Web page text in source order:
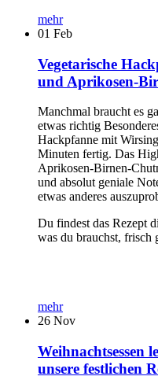
mehr
01 Feb
Vegetarische
und Aprikosen-
Manchmal braucht es
etwas richtig
Hackpfanne mit
Minuten fertig. Das
Aprikosen-Birnen-
und absolut geniale
etwas anderes
Du findest das Rezept
was du brauchst, frisch
mehr
26 Nov
Weihnachtsessen
unsere festlichen